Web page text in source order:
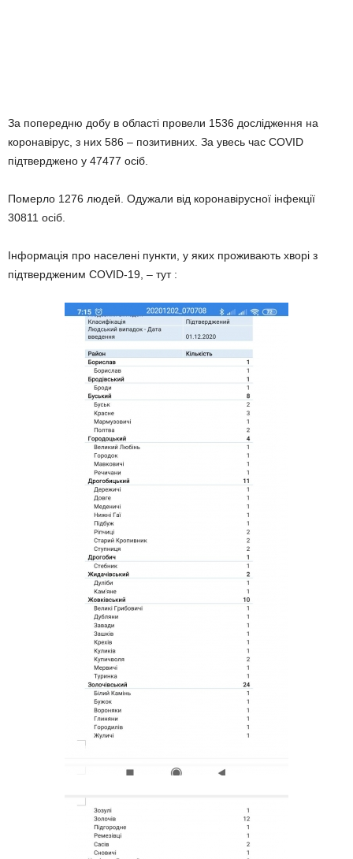
За попередню добу в області провели 1536 дослідження на
коронавірус, з них 586 – позитивних. За увесь час COVID
підтверджено у 47477 осіб.
Померло 1276 людей. Одужали від коронавірусної інфекції
30811 осіб.
Інформація про населені пункти, у яких проживають хворі з
підтвердженим COVID-19, – тут :